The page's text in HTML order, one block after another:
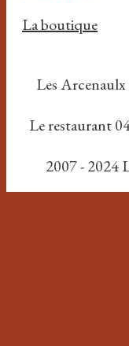
La boutique
Les
Le restaurant
2007 - 2024